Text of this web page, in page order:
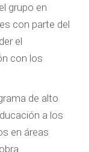
grupo en
con parte del
el
con los
de alto
a los
en áreas